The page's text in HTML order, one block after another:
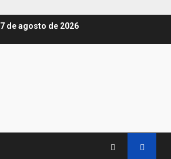
7 de agosto de 2026